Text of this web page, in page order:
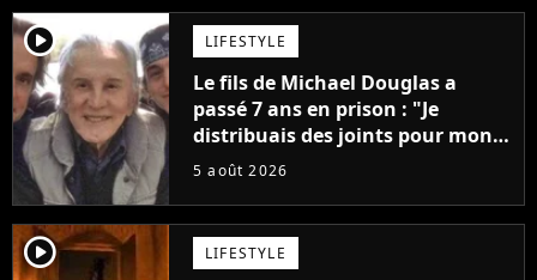
player2 LIFESTYLE
Le fils de Michael Douglas a
passé 7 ans en prison : "Je
distribuais des joints pour mon
père"
5 août 2026
player2 LIFESTYLE